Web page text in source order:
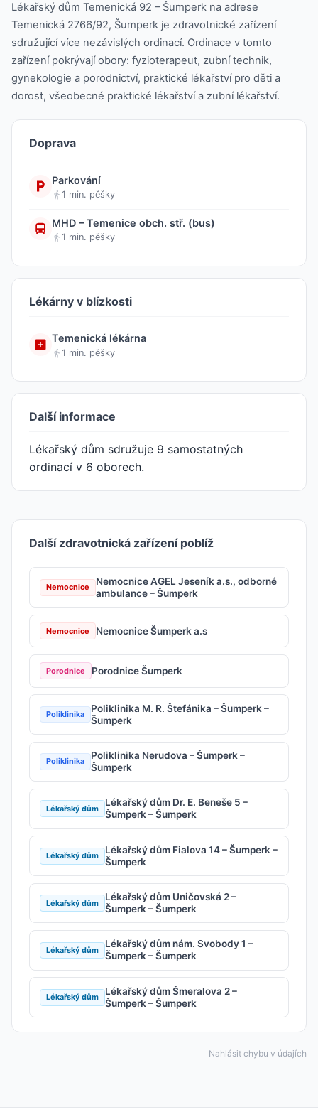
Lékařský dům Temenická 92 – Šumperk na adrese
Temenická 2766/92, Šumperk je zdravotnické zařízení
sdružující více nezávislých ordinací. Ordinace v tomto
zařízení pokrývají obory: fyzioterapeut, zubní technik,
gynekologie a porodnictví, praktické lékařství pro děti a
dorost, všeobecné praktické lékařství a zubní lékařství.
Doprava
Parkování
1 min. pěšky
MHD – Temenice obch. stř. (bus)
1 min. pěšky
Lékárny v blízkosti
Temenická lékárna
1 min. pěšky
Další informace
Lékařský dům sdružuje 9 samostatných
ordinací v 6 oborech.
Další zdravotnická zařízení poblíž
Nemocnice
Nemocnice AGEL Jeseník a.s., odborné
ambulance – Šumperk
Nemocnice Nemocnice Šumperk a.s
Porodnice Porodnice Šumperk
Poliklinika
Poliklinika M. R. Štefánika – Šumperk –
Šumperk
Poliklinika
Poliklinika Nerudova – Šumperk –
Šumperk
Lékařský dům
Lékařský dům Dr. E. Beneše 5 –
Šumperk – Šumperk
Lékařský dům
Lékařský dům Fialova 14 – Šumperk –
Šumperk
Lékařský dům
Lékařský dům Uničovská 2 –
Šumperk – Šumperk
Lékařský dům
Lékařský dům nám. Svobody 1 –
Šumperk – Šumperk
Lékařský dům
Lékařský dům Šmeralova 2 –
Šumperk – Šumperk
Nahlásit chybu v údajích